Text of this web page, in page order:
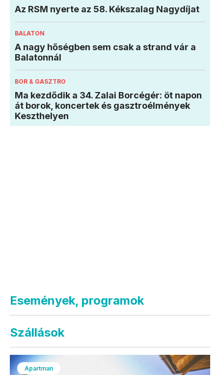
Az RSM nyerte az 58. Kékszalag Nagydíjat
BALATON
A nagy hőségben sem csak a strand vár a
Balatonnál
BOR & GASZTRO
Ma kezdődik a 34. Zalai Borcégér: öt napon
át borok, koncertek és gasztroélmények
Keszthelyen
Események, programok
Szállások
Apartman